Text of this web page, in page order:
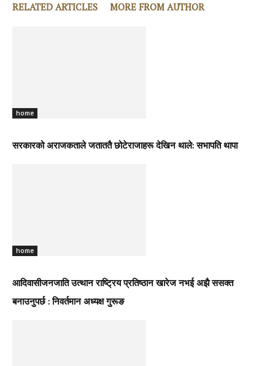
RELATED ARTICLES MORE FROM AUTHOR
home
सरकारको अराजकताले जताततै छोटेराजाहरू देखिन थाले: सभापति थापा
home
आदिवासीजनजाति उत्थान राष्ट्रिय प्रतिष्ठान खारेज नभई अझै ससक्त
बनाउनुपर्छ : निवर्तमान अध्यक्ष गुरूङ